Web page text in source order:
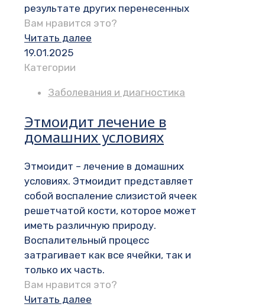
результате других перенесенных
Вам нравится это?
Читать далее
19.01.2025
Категории
Заболевания и диагностика
Этмоидит лечение в
домашних условиях
Этмоидит – лечение в домашних
условиях. Этмоидит представляет
собой воспаление слизистой ячеек
решетчатой кости, которое может
иметь различную природу.
Воспалительный процесс
затрагивает как все ячейки, так и
только их часть.
Вам нравится это?
Читать далее